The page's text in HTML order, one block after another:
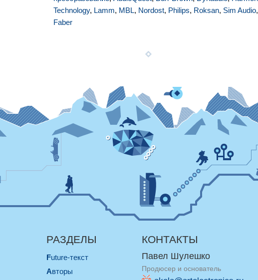
Technology, Lamm, MBL, Nordost, Philips, Roksan, Sim Audio,
Faber
РАЗДЕЛЫ
Future-текст
Авторы
КОНТАКТЫ
Павел Шулешко
Продюсер и основатель